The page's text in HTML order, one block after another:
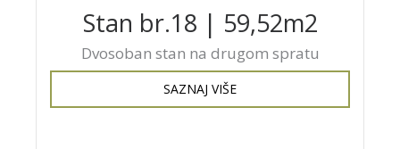
Stan br.18 | 59,52m2
Dvosoban stan na drugom spratu
SAZNAJ VIŠE